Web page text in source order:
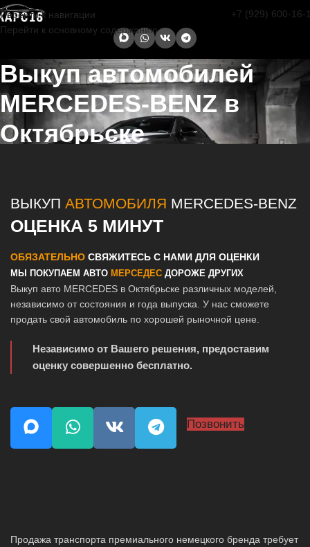
Перейти к навигации
Перейти к основному содержанию
+7 (929) 600-16-
Выкуп автомобилей
MERCEDES-BENZ в
Октябрьске
ВЫКУП АВТОМОБИЛЯ MERCEDES-BENZ
ОЦЕНКА 5 МИНУТ
ОБЯЗАТЕЛЬНО СВЯЖИТЕСЬ С НАМИ ДЛЯ ОЦЕНКИ
МЫ ПОКУПАЕМ АВТО МЕРСЕДЕС ДОРОЖЕ ДРУГИХ
Выкуп авто MERCEDES в Октябрьске различных моделей,
независимо от состояния и года выпуска. У нас сможете
продать свой автомобиль по хорошей рыночной цене.
Независимо от Вашего решения, предоставим
оценку совершенно бесплатно.
Позвонить
Продажа транспорта премиального немецкого бренда требует